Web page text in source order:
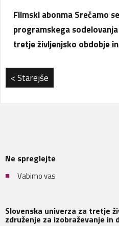
Filmski abonma Srečamo
programskega
tretje življenjsko obdobje
< Starejše
Ne spreglejte
Vabimo vas
Slovenska univerza za tretje
združenje za izobraževanje in